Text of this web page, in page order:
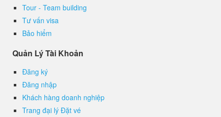
Tour - Team building
Tư vấn visa
Bảo hiểm
Quản Lý Tài Khoản
Đăng ký
Đăng nhập
Khách hàng doanh nghiệp
Trang đại lý Đặt vé